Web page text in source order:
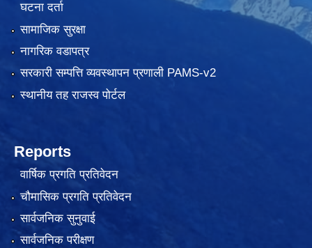
घटना दर्ता
सामाजिक सुरक्षा
नागरिक वडापत्र
सरकारी सम्पत्ति व्यवस्थापन प्रणाली PAMS-v2
स्थानीय तह राजस्व पोर्टल
Reports
वार्षिक प्रगति प्रतिवेदन
चौमासिक प्रगति प्रतिवेदन
सार्वजनिक सुनुवाई
सार्वजनिक परीक्षण